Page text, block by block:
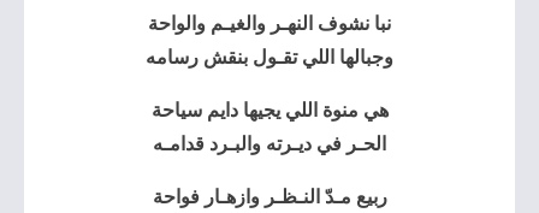
نبا نشوف النهـر والغيـم والواحة
وجبالها اللي تقـول بنقش رسامه
هي منوة اللي يجيها دايم سياحة
الحـر في ديـرته والبـرد قدامـه
ربيع مـدّ النـظـر وازهـار فواحة